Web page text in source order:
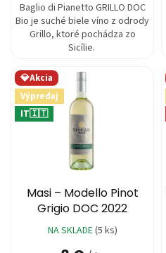
Baglio di Pianetto GRILLO DOC
Bio je suché biele víno z odrody
Grillo, ktoré pochádza zo
Sicílie.
💎Akcia
Výpredaj
IT🇮🇹
Masi – Modello Pinot
Grigio DOC 2022
NA SKLADE(5 ks)